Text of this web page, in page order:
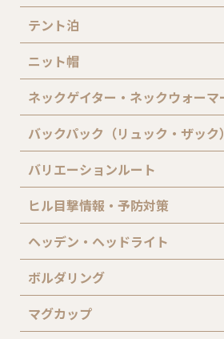
テント泊
ニット帽
ネックゲイター・ネックウォーマ
バックパック（リュック・ザック）
バリエーションルート
ヒル目撃情報・予防対策
ヘッデン・ヘッドライト
ボルダリング
マグカップ